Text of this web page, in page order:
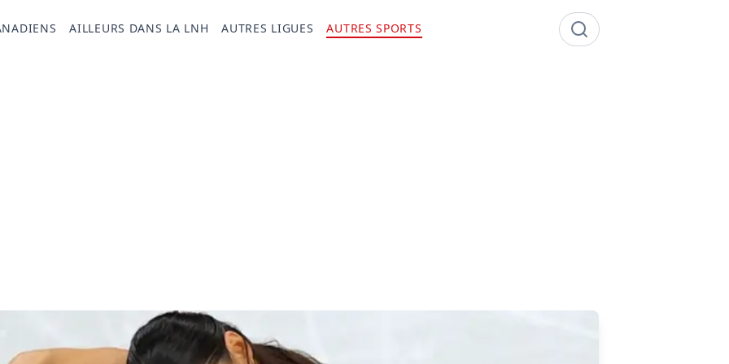
AILLEURS DANS LA LNH AUTRES LIGUES AUTRES SPORTS